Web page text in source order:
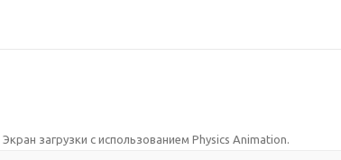
Экран загрузки с использованием Physics Animation.